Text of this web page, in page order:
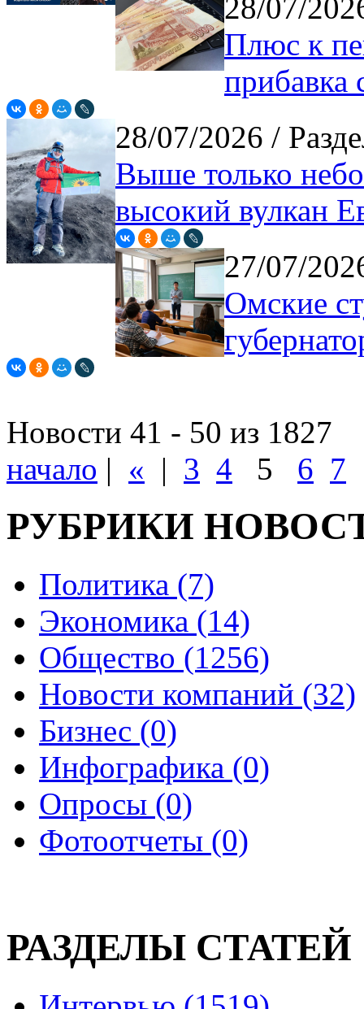
28/07/
Плюс к
прибавка
28/07/2026 /
Выше только
высокий вулкан
27/07/
Омские
Новости 41 - 50 из 1827
начало | « | 3 4 5 6 7
РУБРИКИ
Политика (7)
Экономика (14)
Общество (1256)
Новости компаний (32)
Бизнес (0)
Инфографика (0)
Опросы (0)
Фотоотчеты (0)
РАЗДЕЛЫ СТАТЕЙ